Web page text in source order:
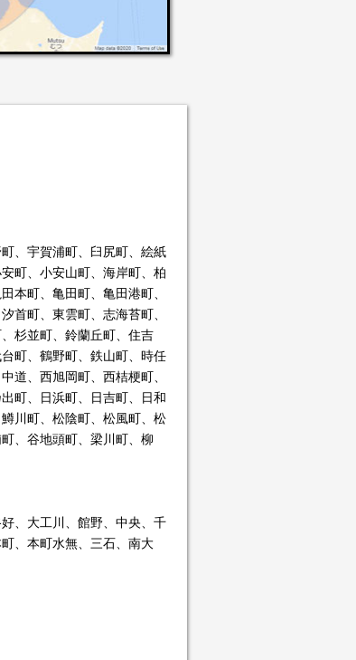
、宇賀浦町、臼尻町、絵紙
町、小安山町、海岸町、柏
本町、亀田町、亀田港町、
首町、東雲町、志海苔町、
杉並町、鈴蘭丘町、住吉
町、鶴野町、鉄山町、時任
道、西旭岡町、西桔梗町、
町、日浜町、日吉町、日和
川町、松陰町、松風町、松
、谷地頭町、梁川町、柳
、大工川、館野、中央、千
、本町水無、三石、南大